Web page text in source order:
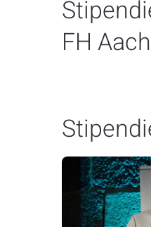
FH